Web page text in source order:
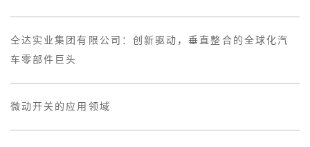
仝达实业集团有限公司：创新驱动，垂直整合的全球化汽
车零部件巨头
微动开关的应用领域